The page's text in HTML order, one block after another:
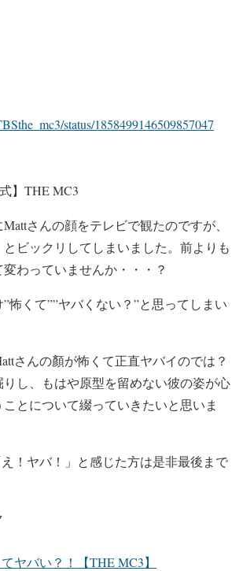
status/1858499146509857047
】THE MC3
さんの顔をテレビで観たのですが、
ビックリ してしまいました。前よりも
わっていませんか・・・？
”怖くて””ヤバくない？”と思ってしまい
さんの顏が怖くて正直ヤバイのでは？
りし、もはや原型を留めない彼の姿が心
とについて綴っていきたいと思いま
え！ヤバ！ 」 と感じた方は是非最後まで
ヤバい？！【THE MC3】